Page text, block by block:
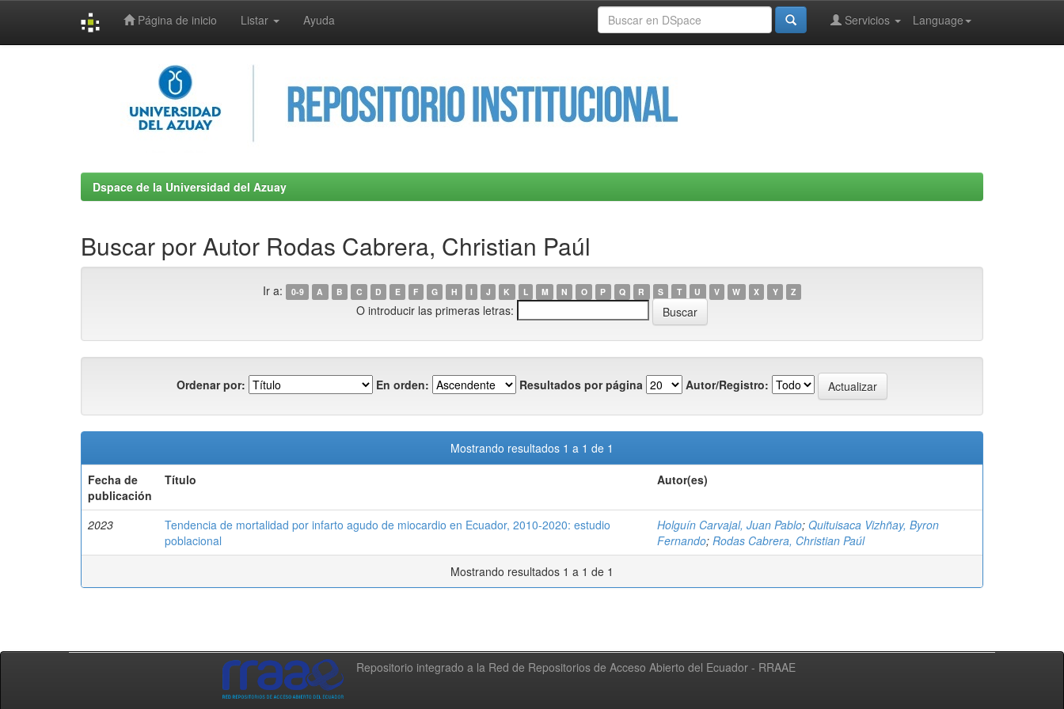
Página de inicio Listar Ayuda Language
Servicios
Dspace de la Universidad del Azuay
Buscar por Autor Rodas Cabrera, Christian Paúl
Ir a: 0-9 A B C D E F G H I J K L M N O P Q R S T U V W X Y Z
O introducir las primeras letras:
Ordenar por: En orden: Resultados por página Autor/Registro:
Mostrando resultados 1 a 1 de 1
Fecha de
publicación
Título Autor(es)
2023
Tendencia de mortalidad por infarto agudo de miocardio en Ecuador, 2010-2020: estudio
poblacional
Holguín Carvajal, Juan Pablo; Quituisaca Vizhñay, Byron
Fernando; Rodas Cabrera, Christian Paúl
Mostrando resultados 1 a 1 de 1
Repositorio integrado a la Red de Repositorios de Acceso Abierto del Ecuador - RRAAE